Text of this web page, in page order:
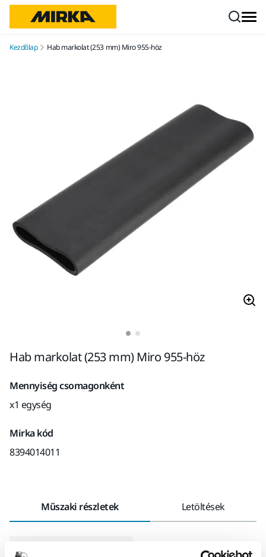
Kezdőlap Hab markolat (253 mm) Miro 955-höz
Hab markolat (253 mm) Miro 955-höz
Mennyiség csomagonként
x1 egység
Mirka kód
8394014011
Műszaki részletek Letöltések
Hossz